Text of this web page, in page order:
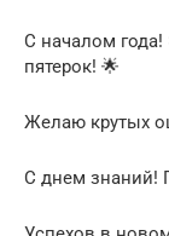
С началом года!
пятерок! 🌟
Желаю крутых
С днем знаний!